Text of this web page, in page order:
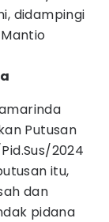
didampingi
Putusan
2024
itu,
dan
pidana